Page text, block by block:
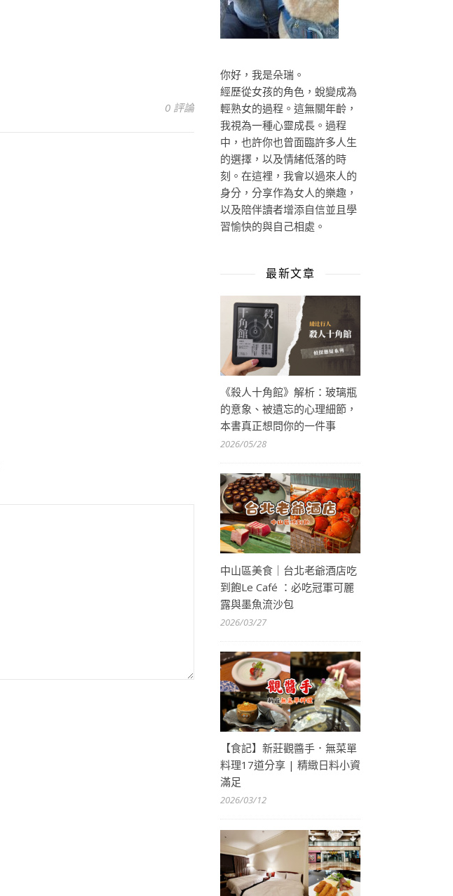
0 評論
你好，我是朵瑞。
經歷從女孩的角色，蛻變成為
輕熟女的過程。這無關年齡，
我視為一種心靈成長。過程
中，也許你也曾面臨許多人生
的選擇，以及情緒低落的時
刻。在這裡，我會以過來人的
身分，分享作為女人的樂趣，
以及陪伴讀者增添自信並且學
習愉快的與自己相處。
最新文章
《殺人十角館》解析：玻璃瓶
的意象、被遺忘的心理細節，
本書真正想問你的一件事
2026/05/28
中山區美食｜台北老爺酒店吃
到飽Le Café ：必吃冠軍可麗
露與墨魚流沙包
2026/03/27
【食記】新莊觀醬手．無菜單
料理17道分享 | 精緻日料小資
滿足
2026/03/12